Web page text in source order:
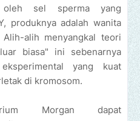
sel sperma yang
produknya adalah wanita
alih menyangkal teori
biasa" ini sebenarnya
yang kuat
di kromosom.
Morgan dapat